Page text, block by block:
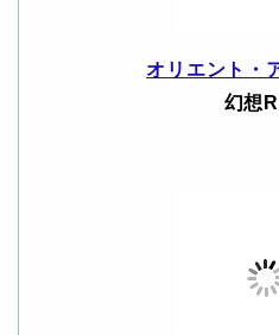
オリエント・
幻想